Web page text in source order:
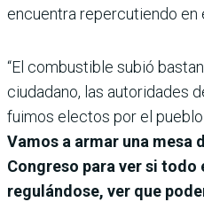
encuentra repercutiendo en
“El combustible subió
ciudadano, las autoridades
fuimos electos por el
Vamos a armar una mesa
Congreso para ver si todo
regulándose, ver que